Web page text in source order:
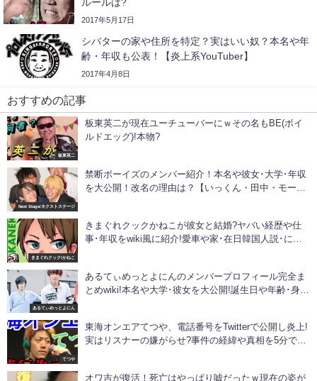
ルールは?
2017年5月17日
シバターの家や住所を特定？実はいい奴？本名や年
齢・年収も公表！【炎上系YouTuber】
2017年4月8日
おすすめの記事
板東英二
板東英二が現在ユーチューバーにｗその名もBE(ボイ
ルドエッグ)!本物?
Next Stage/ネクストステージ
禁断ボーイズのメンバー紹介！本名や彼女･大学･年収
を大公開！改名の理由は？【いっくん・田中・モーリ
きまぐれクック/かねこ
きまぐれクックかねこが彼女と結婚?ヤバい経歴や仕
事･年収をwiki風に紹介!愛車や家･在日韓国人説･にし
あるてぃめっとよにん
あるてぃめっとよにんのメンバープロフィール完全ま
とめwiki!本名や大学･彼女を大公開!誕生日や年齢･身
てつや
東海オンエアてつや、電話番号をTwitterで公開し炎上!
実はリスナーの嫌がらせ?事件の経緯や真相を5分で解
オワ吉が復活！死亡はやっぱり嘘だったｗ現在の姿が